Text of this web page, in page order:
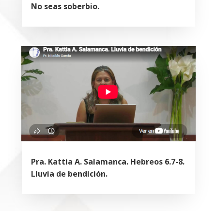
No seas soberbio.
Pra. Kattia A. Salamanca. Hebreos 6.7-8.
Lluvia de bendición.